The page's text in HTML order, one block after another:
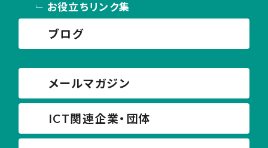
お役立ちリンク集
ブログ
メールマガジン
ICT関連企業・団体